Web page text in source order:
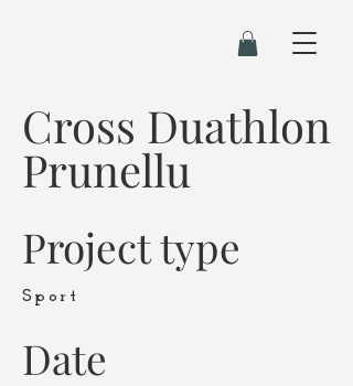
Cross Duathlon
Prunellu
Project type
Sport
Date